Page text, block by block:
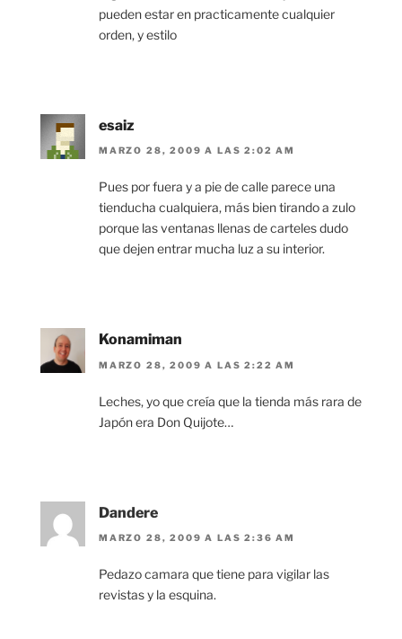
pueden estar en practicamente cualquier
orden, y estilo
esaiz
MARZO 28, 2009 A LAS 2:02 AM
Pues por fuera y a pie de calle parece una
tienducha cualquiera, más bien tirando a zulo
porque las ventanas llenas de carteles dudo
que dejen entrar mucha luz a su interior.
Konamiman
MARZO 28, 2009 A LAS 2:22 AM
Leches, yo que creía que la tienda más rara de
Japón era Don Quijote…
Dandere
MARZO 28, 2009 A LAS 2:36 AM
Pedazo camara que tiene para vigilar las
revistas y la esquina.